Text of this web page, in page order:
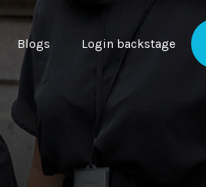
Blogs Login backstage